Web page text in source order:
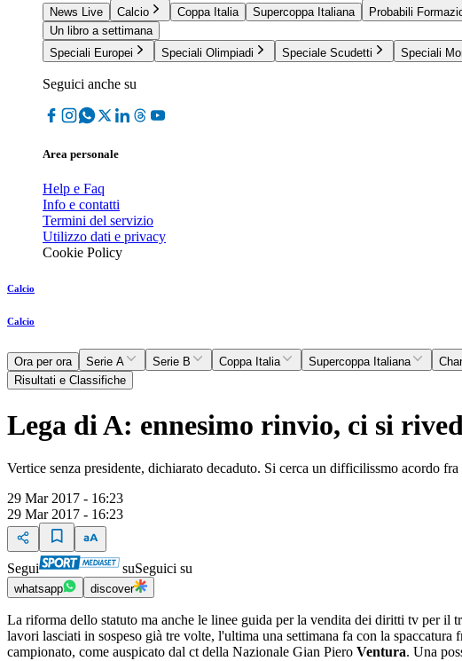
News Live
Calcio Coppa Italia Supercoppa Italiana Probabili
Un libro a settimana
Speciali Europei
Speciali Olimpiadi Speciale Scudetti Speciali
Seguici anche su
Area personale
Help e Faq
Info e contatti
Termini del servizio
Utilizzo dati e privacy
Cookie Policy
Calcio
Calcio
Ora per ora Serie A Serie B Coppa Italia Supercoppa Italiana
Risultati e Classifiche
Lega di A: ennesimo rinvio, ci si
Vertice senza presidente, dichiarato decaduto. Si cerca un difficilissmo acordo
29 Mar 2017 - 16:23
29 Mar 2017 - 16:23
Segui suSeguici su
whatsapp discover
La riforma dello statuto ma anche le linee guida per la vendita dei diritti tv per il
lavori lasciati in sospeso già tre volte, l'ultima una settimana fa con la
campionato, come auspicato dal ct della Nazionale Gian Piero Ventura. Una